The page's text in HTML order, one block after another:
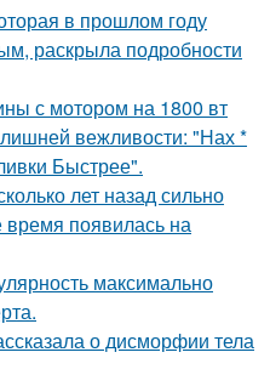
в прошлом году
раскрыла подробности
с мотором на 1800 вт
вежливости: "Нах *
Быстрее".
лет назад сильно
время появилась на
максимально
о дисморфии тела